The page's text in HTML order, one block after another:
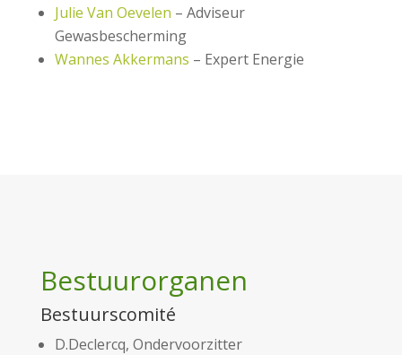
Julie Van Oevelen – Adviseur
Gewasbescherming
Wannes Akkermans – Expert Energie
Bestuurorganen
Bestuurscomité
D.Declercq, Ondervoorzitter